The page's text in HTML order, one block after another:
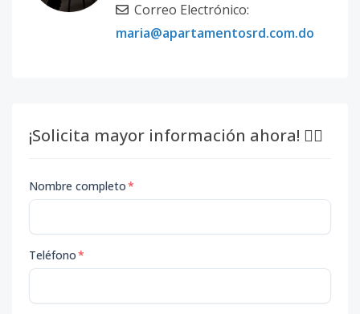
Correo Electrónico:
maria@apartamentosrd.com.do
¡Solicita mayor información ahora! 👇🏽
Nombre completo*
Teléfono*